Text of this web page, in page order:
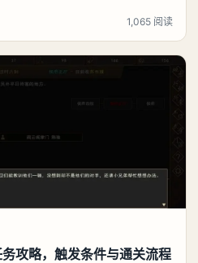
史进、茅九】后可获得：
25%、(4)[云龙棍法※书籍/
》史进、茅九任务图文流
1,065 阅读
攻略，触发条件与通关流程